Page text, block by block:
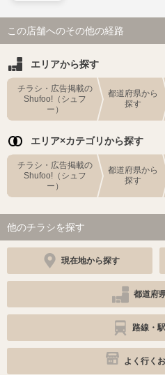
この店舗へのその他の経路
エリアから探す
チラシ・広告掲載の
Shufoo!（シュフ
ー）
都道府県から
探す
エリア×カテゴリから探す
チラシ・広告掲載の
Shufoo!（シュフ
ー）
都道府県から
探す
他のチラシを探す
現在地から探す
都道府
路線・
よく行く